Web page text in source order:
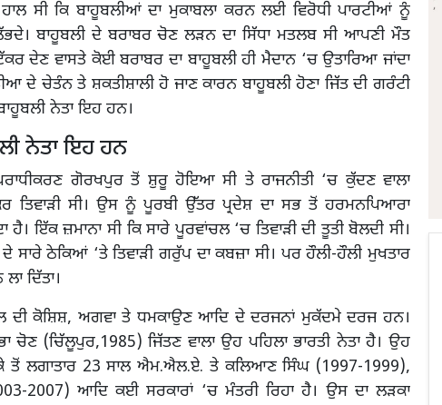
ਸੀ ਕਿ ਬਾਹੂਬਲੀਆਂ ਦਾ ਮੁਕਾਬਲਾ ਕਰਨ ਲਈ ਵਿਰੋਧੀ ਪਾਰਟੀਆਂ ਨੂੰ
ਬਾਹੂਬਲੀ ਦੇ ਬਰਾਬਰ ਚੋਣ ਲੜਨ ਦਾ ਸਿੱਧਾ ਮਤਲਬ ਸੀ ਆਪਣੀ ਮੌਤ
ਦੇਣ ਵਾਸਤੇ ਕੋਈ ਬਰਾਬਰ ਦਾ ਬਾਹੂਬਲੀ ਹੀ ਮੈਦਾਨ ‘ਚ ਉਤਾਰਿਆ ਜਾਂਦਾ
ਦੇ ਚੇਤੰਨ ਤੇ ਸ਼ਕਤੀਸ਼ਾਲੀ ਹੋ ਜਾਣ ਕਾਰਨ ਬਾਹੂਬਲੀ ਹੋਣਾ ਜਿੱਤ ਦੀ ਗਰੰਟੀ
ਨੇਤਾ ਇਹ ਹਨ।
ਨੇਤਾ ਇਹ ਹਨ
ਗੋਰਖਪੁਰ ਤੋਂ ਸ਼ੁਰੂ ਹੋਇਆ ਸੀ ਤੇ ਰਾਜਨੀਤੀ ‘ਚ ਕੁੱਦਣ ਵਾਲਾ
ਤਿਵਾੜੀ ਸੀ। ਉਸ ਨੂੰ ਪੂਰਬੀ ਉੱਤਰ ਪ੍ਰਦੇਸ਼ ਦਾ ਸਭ ਤੋਂ ਹਰਮਨਪਿਆਰਾ
ਹੈ। ਇੱਕ ਜ਼ਮਾਨਾ ਸੀ ਕਿ ਸਾਰੇ ਪੂਰਵਾਂਚਲ ‘ਚ ਤਿਵਾੜੀ ਦੀ ਤੂਤੀ ਬੋਲਦੀ ਸੀ।
ਠੇਕਿਆਂ ‘ਤੇ ਤਿਵਾੜੀ ਗਰੁੱਪ ਦਾ ਕਬਜ਼ਾ ਸੀ। ਪਰ ਹੌਲੀ-ਹੌਲੀ ਮੁਖਤਾਰ
ਦਿੱਤਾ।
ਦੀ ਕੋਸ਼ਿਸ਼, ਅਗਵਾ ਤੇ ਧਮਕਾਉਣ ਆਦਿ ਦੇ ਦਰਜਨਾਂ ਮੁਕੱਦਮੇ ਦਰਜ ਹਨ।
ਚੋਣ (ਚਿੱਲੂਪੁਰ,1985) ਜਿੱਤਣ ਵਾਲਾ ਉਹ ਪਹਿਲਾ ਭਾਰਤੀ ਨੇਤਾ ਹੈ। ਉਹ
ਤੋਂ ਲਗਾਤਾਰ 23 ਸਾਲ ਐਮ.ਐਲ.ਏ. ਤੇ ਕਲਿਆਣ ਸਿੰਘ (1997-1999),
2007) ਆਦਿ ਕਈ ਸਰਕਾਰਾਂ ‘ਚ ਮੰਤਰੀ ਰਿਹਾ ਹੈ। ਉਸ ਦਾ ਲੜਕਾ